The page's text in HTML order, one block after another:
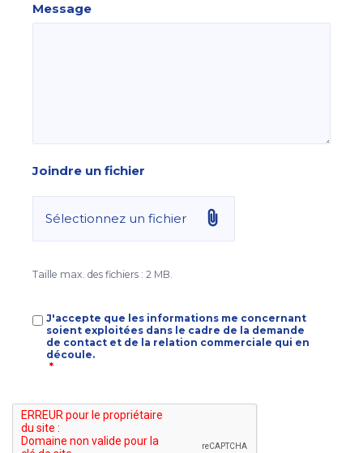
Message
Joindre un fichier
Sélectionnez un fichier
Taille max. des fichiers : 2 MB.
RGPD *
J'accepte que les informations me concernant
soient exploitées dans le cadre de la demande
de contact et de la relation commerciale qui en
découle.
*
CAPTCHA